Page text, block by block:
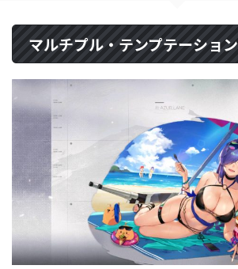
マルチプル・テンプテーション